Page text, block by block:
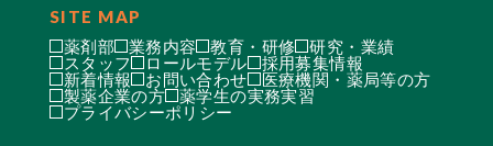
SITE MAP
薬剤部 業務内容 教育・研修
研究・業績
スタッフ
ロールモデル
採用募集情報
新着情報
お問い合わせ
医療機関・薬局等の方
製薬企業の方
薬学生の実務実習
プライバシーポリシー